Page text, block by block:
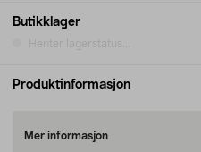
Butikklager
Henter lagerstatus...
Produktinformasjon
Mer informasjon